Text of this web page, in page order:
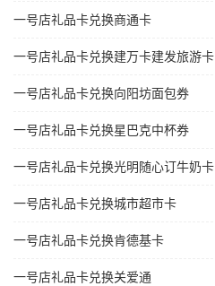
一号店礼品卡兑换商通卡
一号店礼品卡兑换建万卡建发旅游卡
一号店礼品卡兑换向阳坊面包券
一号店礼品卡兑换星巴克中杯券
一号店礼品卡兑换光明随心订牛奶卡
一号店礼品卡兑换城市超市卡
一号店礼品卡兑换肯德基卡
一号店礼品卡兑换关爱通